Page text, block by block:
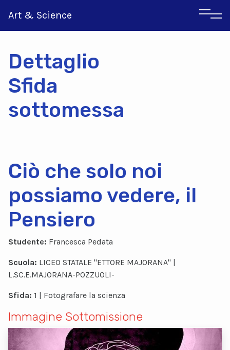
Art & Science
Dettaglio
Sfida
sottomessa
Ciò che solo noi
possiamo vedere, il
Pensiero
Studente: Francesca Pedata
Scuola: LICEO STATALE "ETTORE MAJORANA" |
L.SC.E.MAJORANA-POZZUOLI-
Sfida: 1 | Fotografare la scienza
Immagine Sottomissione